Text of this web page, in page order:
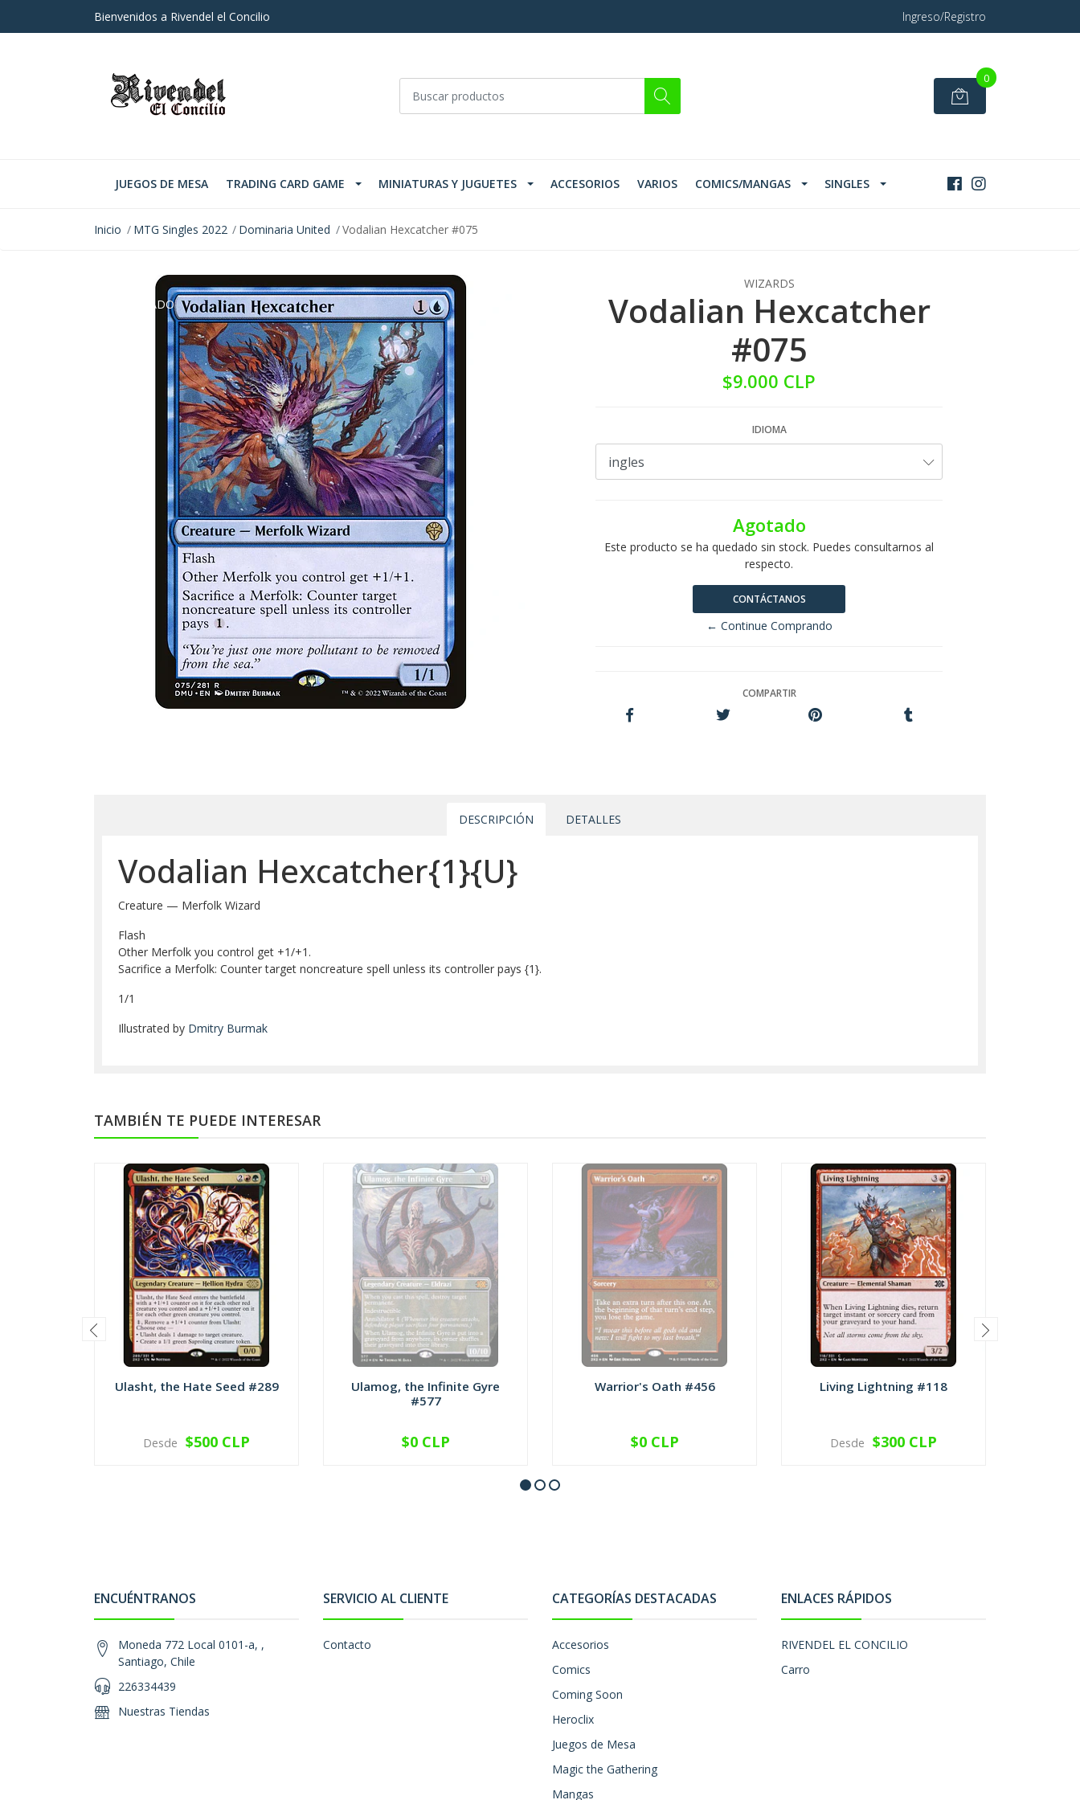
Bienvenidos a Rivendel el Concilio Ingreso/Registro
0
JUEGOS DE MESA TRADING CARD GAME MINIATURAS Y JUGUETES ACCESORIOS VARIOS COMICS/MANGAS SINGLES
Inicio MTG Singles 2022 Dominaria United Vodalian Hexcatcher #075
AGOTADO
WIZARDS
Vodalian Hexcatcher
#075
$9.000 CLP
IDIOMA
Agotado
Este producto se ha quedado sin stock. Puedes consultarnos al
respecto.
CONTÁCTANOS
← Continue Comprando
COMPARTIR
DESCRIPCIÓN DETALLES
Vodalian Hexcatcher{1}{U}
Creature — Merfolk Wizard
Flash
Other Merfolk you control get +1/+1.
Sacrifice a Merfolk: Counter target noncreature spell unless its controller pays {1}.
1/1
Illustrated by Dmitry Burmak
TAMBIÉN TE PUEDE INTERESAR
Ulasht, the Hate Seed #289
VER OPCIONES
Desde $500 CLP
Ulamog, the Infinite Gyre
#577
NO DISPONIBLE
$0 CLP
Warrior's Oath #456
NO DISPONIBLE
$0 CLP
Living Lightning #118
VER OPCIONES
Desde $300 CLP
ENCUÉNTRANOS
Moneda 772 Local 0101-a, ,
Santiago, Chile
226334439
Nuestras Tiendas
SERVICIO AL CLIENTE
Contacto
CATEGORÍAS DESTACADAS
Accesorios
Comics
Coming Soon
Heroclix
Juegos de Mesa
Magic the Gathering
Mangas
ENLACES RÁPIDOS
RIVENDEL EL CONCILIO
Carro